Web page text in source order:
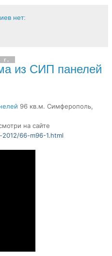
нет:
г.
из СИП панелей
96 кв.м. Симферополь,
на сайте
66-m96-1.html